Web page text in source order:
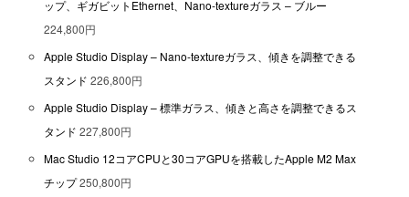
ップ、ギガビットEthernet、Nano-textureガラス – ブルー
224,800円
Apple Studio Display – Nano-textureガラス、傾きを調整できる
スタンド226,800円
Apple Studio Display – 標準ガラス、傾きと高さを調整できるス
タンド227,800円
Mac Studio 12コアCPUと30コアGPUを搭載したApple M2 Max
チップ250,800円